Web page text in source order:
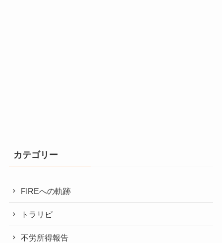
カテゴリー
FIREへの軌跡
トラリピ
不労所得報告